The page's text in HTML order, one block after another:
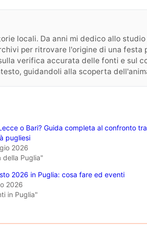
locali. Da anni mi dedico allo
per ritrovare l'origine di una
verifica accurata delle fonti e
guidandoli alla scoperta
o Bari? Guida completa al confronto
pugliesi
2026
della Puglia"
2026 in Puglia: cosa fare ed eventi
2026
in Puglia"